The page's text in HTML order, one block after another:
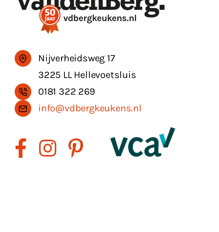
Nijverheidsweg 17
3225 LL Hellevoetsluis
0181 322 269
info@vdbergkeukens.nl